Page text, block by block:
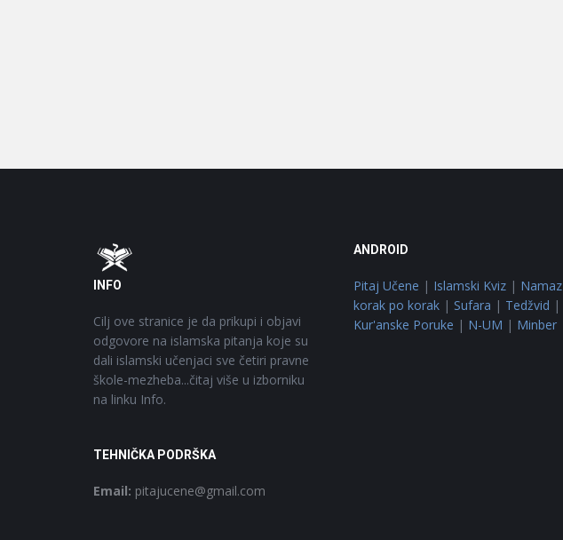
Footer
INFO
Cilj ove stranice je da prikupi i objavi
odgovore na islamska pitanja koje su
dali islamski učenjaci sve četiri pravne
škole-mezheba...čitaj više u izborniku
na linku Info.
TEHNIČKA PODRŠKA
Email: pitajucene@gmail.com
ANDROID
Pitaj Učene | Islamski Kviz| Namaz
korak po korak| Sufara | Tedžvid |
Kur'anske Poruke | N-UM | Minber